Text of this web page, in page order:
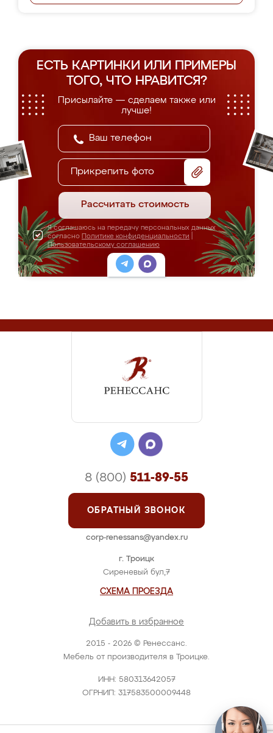
ЕСТЬ КАРТИНКИ ИЛИ ПРИМЕРЫ
ТОГО, ЧТО НРАВИТСЯ?
Присылайте — сделаем также или
лучше!
Прикрепить фото
Рассчитать стоимость
Я соглашаюсь на передачу персональных данных
согласно Политике конфиденциальности
Пользовательскому соглашению
2015 - 2026 © Ренессанс.
Мебель от производителя в Троицке.
ИНН: 580313642057
ОГРНИП: 317583500009448
г. Троицк
Сиреневый бул,7
СХЕМА ПРОЕЗДА
Добавить в избранное
8 (800) 511-89-55
ОБРАТНЫЙ ЗВОНОК
corp-renessans@yandex.ru